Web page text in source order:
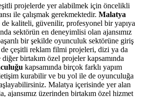
projelerde yer alabilmek için öncelikli
ile çalışmak gerekmektedir. Malatya
kaliteli, güvenilir, profesyonel bir yapıya
sektörün en deneyimlisi olan ajansımız
bir şekilde oyunculuk sektörüne giriş
çeşitli reklam filmi projeleri, dizi ya da
birtakım özel projeler kapsamında
kapsamında birçok farklı yapım
kurabilir ve bu yol ile de oyunculuğa
Malatya içerisinde yer alan
ajansımız üzerinden birtakım özel hizmet